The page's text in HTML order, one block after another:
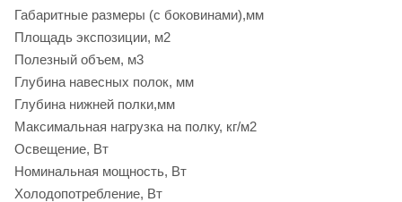
Габаритные размеры (с боковинами),мм
Площадь экспозиции, м2
Полезный объем, м3
Глубина навесных полок, мм
Глубина нижней полки,мм
Максимальная нагрузка на полку, кг/м2
Освещение, Вт
Номинальная мощность, Вт
Холодопотребление, Вт